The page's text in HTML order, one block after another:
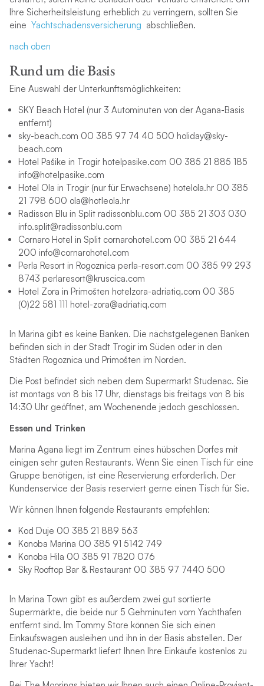
Ihre Sicherheitsleistung erheblich zu verringern, sollten Sie
eine Yachtschadensversicherung abschließen.
nach oben
Rund um die Basis
Eine Auswahl der Unterkunftsmöglichkeiten:
SKY Beach Hotel (nur 3 Autominuten von der Agana-Basis
entfernt)
sky-beach.com 00 385 97 74 40 500 holiday@sky-
beach.com
Hotel Pašike in Trogir hotelpasike.com 00 385 21 885 185
info@hotelpasike.com
Hotel Ola in Trogir (nur für Erwachsene) hotelola.hr 00 385
21 798 600 ola@hotleola.hr
Radisson Blu in Split radissonblu.com 00 385 21 303 030
info.split@radissonblu.com
Cornaro Hotel in Split cornarohotel.com 00 385 21 644
200 info@cornarohotel.com
Perla Resort in Rogoznica perla-resort.com 00 385 99 293
8743 perlaresort@kruscica.com
Hotel Zora in Primošten hotelzora-adriatiq.com 00 385
(0)22 581 111 hotel-zora@adriatiq.com
In Marina gibt es keine Banken. Die nächstgelegenen Banken
befinden sich in der Stadt Trogir im Süden oder in den
Städten Rogoznica und Primošten im Norden.
Die Post befindet sich neben dem Supermarkt Studenac. Sie
ist montags von 8 bis 17 Uhr, dienstags bis freitags von 8 bis
14:30 Uhr geöffnet, am Wochenende jedoch geschlossen.
Essen und Trinken
Marina Agana liegt im Zentrum eines hübschen Dorfes mit
einigen sehr guten Restaurants. Wenn Sie einen Tisch für eine
Gruppe benötigen, ist eine Reservierung erforderlich. Der
Kundenservice der Basis reserviert gerne einen Tisch für Sie.
Wir können Ihnen folgende Restaurants empfehlen:
Kod Duje 00 385 21 889 563
Konoba Marina 00 385 91 5142 749
Konoba Hila 00 385 91 7820 076
Sky Rooftop Bar & Restaurant 00 385 97 7440 500
In Marina Town gibt es außerdem zwei gut sortierte
Supermärkte, die beide nur 5 Gehminuten vom Yachthafen
entfernt sind. Im Tommy Store können Sie sich einen
Einkaufswagen ausleihen und ihn in der Basis abstellen. Der
Studenac-Supermarkt liefert Ihnen Ihre Einkäufe kostenlos zu
Ihrer Yacht!